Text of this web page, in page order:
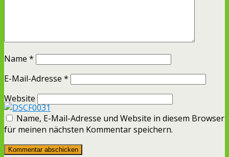
Name *
E-Mail-Adresse *
Website
Name, E-Mail-Adresse und Website in diesem Browser
für meinen nächsten Kommentar speichern.